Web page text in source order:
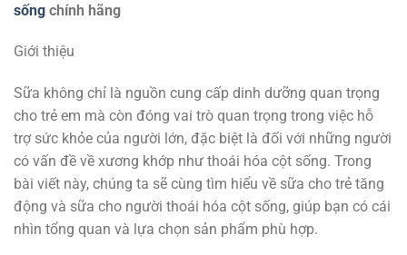
sống chính hãng
Giới thiệu
Sữa không chỉ là nguồn cung cấp dinh dưỡng quan trọng
cho trẻ em mà còn đóng vai trò quan trọng trong việc hỗ
trợ sức khỏe của người lớn, đặc biệt là đối với những người
có vấn đề về xương khớp như thoái hóa cột sống. Trong
bài viết này, chúng ta sẽ cùng tìm hiểu về sữa cho trẻ tăng
động và sữa cho người thoái hóa cột sống, giúp bạn có cái
nhìn tổng quan và lựa chọn sản phẩm phù hợp.